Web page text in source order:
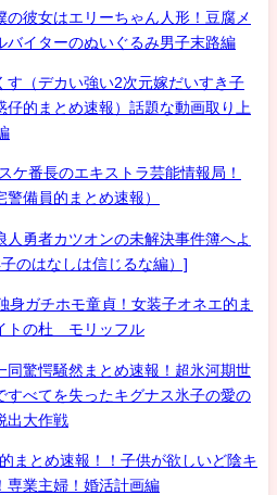
彼女はエリーちゃん人形！豆腐メ
バイターのぬいぐるみ男子末路編
す（デカい強い2次元嫁だいすき子
仔的まとめ速報）話題な動画取り上
ケ番長のエキストラ芸能情報局！
警備員的まとめ速報）
勇者カツオンの未解決事件簿へよ
のはなしは信じるな編）]
ガチホモ童貞！女装子オネエ的ま
トの杜 モリッフル
同驚愕騒然まとめ速報！超氷河期世
すべてを失ったキグナス氷子の愛の
出大作戦
まとめ速報！！子供が欲しいど陰キ
専業主婦！婚活計画編